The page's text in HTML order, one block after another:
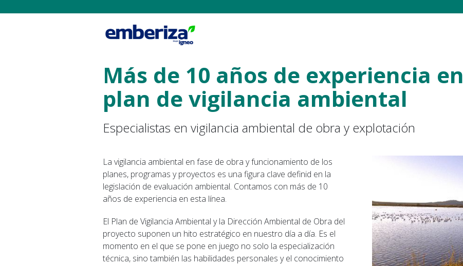
Más de 10 años de experiencia en
plan de vigilancia ambiental
Especialistas en vigilancia ambiental de obra y explotación
La vigilancia ambiental en fase de obra y funcionamiento de los
planes, programas y proyectos es una figura clave definid en la
legislación de evaluación ambiental. Contamos con más de 10
años de experiencia en esta línea.
El Plan de Vigilancia Ambiental y la Dirección Ambiental de Obra del
proyecto suponen un hito estratégico en nuestro día a día. Es el
momento en el que se pone en juego no solo la especialización
técnica, sino también las habilidades personales y el conocimiento